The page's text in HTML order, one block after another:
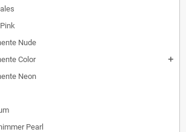
Nude
Color
add
Neon
Pearl